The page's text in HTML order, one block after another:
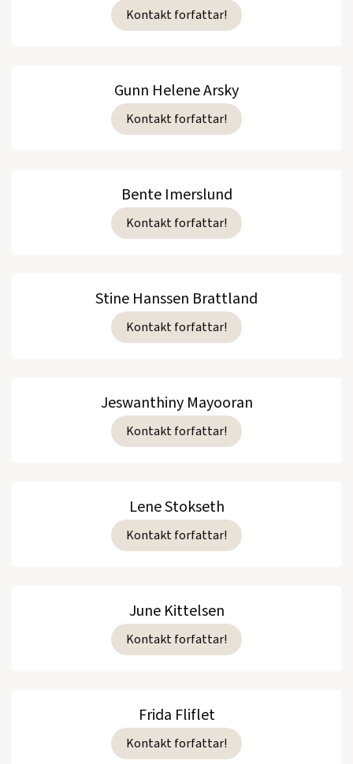
Kontakt forfattar!
Gunn Helene Arsky
Kontakt forfattar!
Bente Imerslund
Kontakt forfattar!
Stine Hanssen Brattland
Kontakt forfattar!
Jeswanthiny Mayooran
Kontakt forfattar!
Lene Stokseth
Kontakt forfattar!
June Kittelsen
Kontakt forfattar!
Frida Fliflet
Kontakt forfattar!